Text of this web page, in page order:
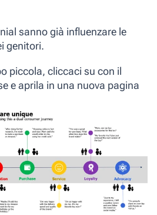
sanno già influenzare le
genitori.
piccola, cliccaci su con il
e aprila in una nuova pagina